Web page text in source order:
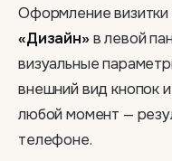
Оформление визитки
«Дизайн» в левой
визуальные
внешний вид кнопок
любой момент —
телефоне.